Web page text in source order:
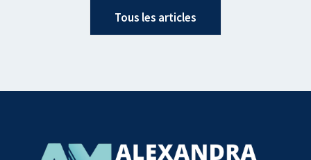
Tous les articles